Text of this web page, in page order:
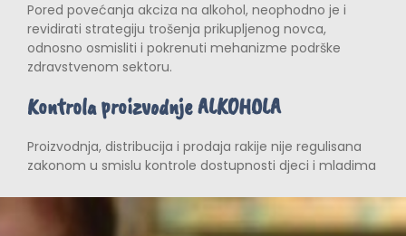
Pored povećanja akciza na alkohol, neophodno je i
revidirati strategiju trošenja prikupljenog novca,
odnosno osmisliti i pokrenuti mehanizme podrške
zdravstvenom sektoru.
Kontrola proizvodnje ALKOHOLA
Proizvodnja, distribucija i prodaja rakije nije regulisana
zakonom u smislu kontrole dostupnosti djeci i mladima